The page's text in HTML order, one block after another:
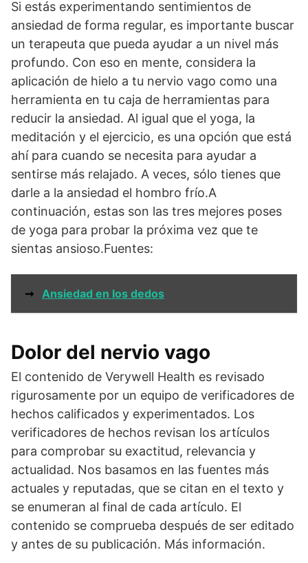
Si estás experimentando sentimientos de
ansiedad de forma regular, es importante buscar
un terapeuta que pueda ayudar a un nivel más
profundo. Con eso en mente, considera la
aplicación de hielo a tu nervio vago como una
herramienta en tu caja de herramientas para
reducir la ansiedad. Al igual que el yoga, la
meditación y el ejercicio, es una opción que está
ahí para cuando se necesita para ayudar a
sentirse más relajado. A veces, sólo tienes que
darle a la ansiedad el hombro frío.A
continuación, estas son las tres mejores poses
de yoga para probar la próxima vez que te
sientas ansioso.Fuentes:
➞ Ansiedad en los dedos
Dolor del nervio vago
El contenido de Verywell Health es revisado
rigurosamente por un equipo de verificadores de
hechos calificados y experimentados. Los
verificadores de hechos revisan los artículos
para comprobar su exactitud, relevancia y
actualidad. Nos basamos en las fuentes más
actuales y reputadas, que se citan en el texto y
se enumeran al final de cada artículo. El
contenido se comprueba después de ser editado
y antes de su publicación. Más información.